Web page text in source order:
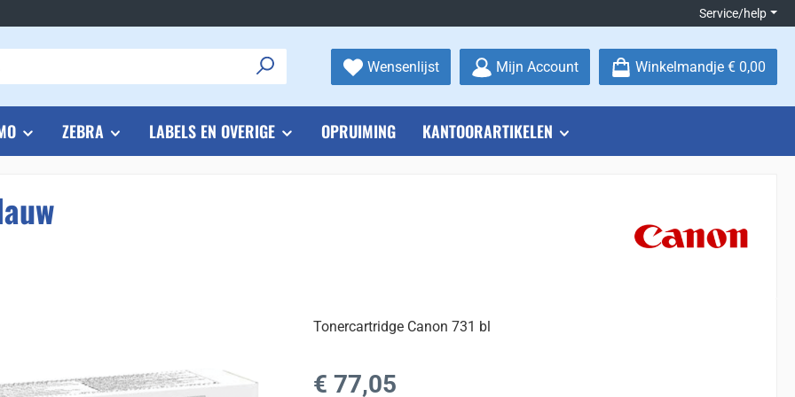
Service/help
WensenlijstJe hebt 0 items op je verlanglijstje
Mijn Account Winkelmandje € 0,00
ZEBRA LABELS EN OVERIGE OPRUIMING KANTOORARTIKELEN
Tonercartridge Canon 731 bl
Normale prijs:
€ 77,05